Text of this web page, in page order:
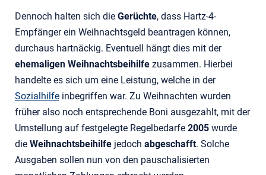
Dennoch halten sich die Gerüchte, dass Hartz-4-
Empfänger ein Weihnachtsgeld beantragen können,
durchaus hartnäckig. Eventuell hängt dies mit der
ehemaligen Weihnachtsbeihilfe zusammen. Hierbei
handelte es sich um eine Leistung, welche in der
Sozialhilfe inbegriffen war. Zu Weihnachten wurden
früher also noch entsprechende Boni ausgezahlt, mit der
Umstellung auf festgelegte Regelbedarfe 2005 wurde
die Weihnachtsbeihilfe jedoch abgeschafft. Solche
Ausgaben sollen nun von den pauschalisierten